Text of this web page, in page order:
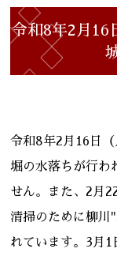
令和8年2月16
令和8年2月16日
堀の水落ちが行わ
せん。また、2月
清掃のために柳川
れています。3月1